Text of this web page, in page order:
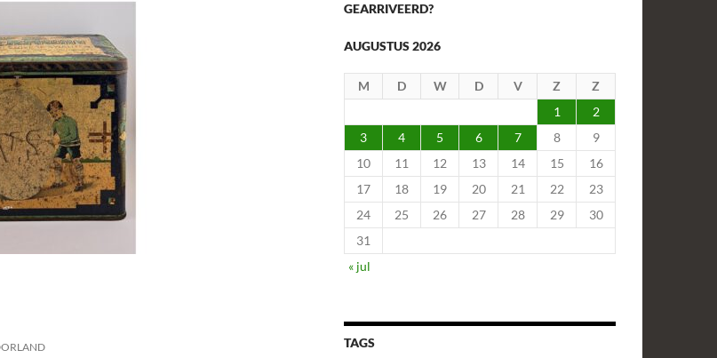
GEARRIVEERD?
AUGUSTUS 2026
M D W D V Z
Z
1
2
3
4 5 6 7 8
9
10
11 12 13 14 15
16
17
18 19 20 21 22
23
24
25 26 27 28 29
30
31
« jul
TAGS